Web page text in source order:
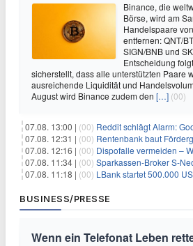
Binance, die
Börse, wird am
Handelspaare
entfernen: QNT/
SIGN/BNB und
Entscheidung
sicherstellt, dass alle unterstützten Paare
ausreichende Liquidität und
August wird Binance zudem den […] (00)
07.08. 13:00 | (00) Reddit schlägt Alarm: Googles KI-
07.08. 12:31 | (00) Rentenbank baut
07.08. 12:16 | (00) Dispofalle vermeiden – Warum der
07.08. 11:34 | (00) Sparkassen-Broker S-Neo legt gut
07.08. 11:18 | (00) LBank startet 500.000 USDT
BUSINESS/PRESSE
Wenn ein Telefonat Leben